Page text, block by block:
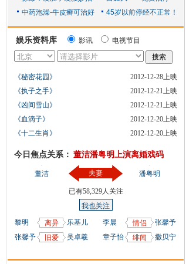
娱乐资料库 影讯 电视节目
《秘密花园》
2012-12-28上映
《执子之手》
2012-12-21上映
《凶间雪山》
2012-12-21上映
《血滴子》
2012-12-20上映
《十二生肖》
2012-12-20上映
今日焦点关系： 董洁潘粤明上演离婚戏码
董洁 夫妻
已有58,329人关注
我也关注
潘粤明
黎明 离异
乐基儿
张馨予
旧爱 吴卓羲
李晨 情侣
张馨予
章子怡
绯闻 撒贝宁